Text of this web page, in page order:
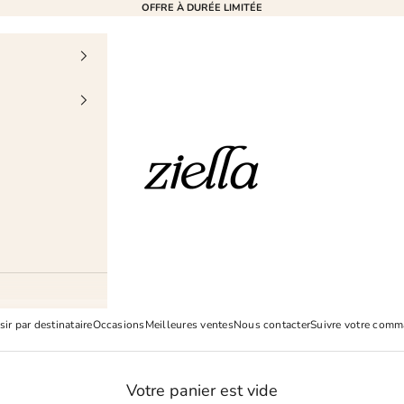
OFFRE À DURÉE LIMITÉE
Ziella
par destinataireOccasionsMeilleures ventesNous contacterSuivre votre
Votre panier est vide